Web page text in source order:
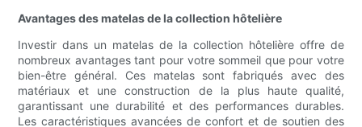
Avantages des matelas de la collection hôtelière
Investir dans un matelas de la collection hôtelière offre de
nombreux avantages tant pour votre sommeil que pour votre
bien-être général. Ces matelas sont fabriqués avec des
matériaux et une construction de la plus haute qualité,
garantissant une durabilité et des performances durables.
Les caractéristiques avancées de confort et de soutien des